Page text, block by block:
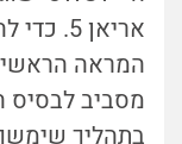
אריאן
המראה
מסביב לבסיס
בתהליך